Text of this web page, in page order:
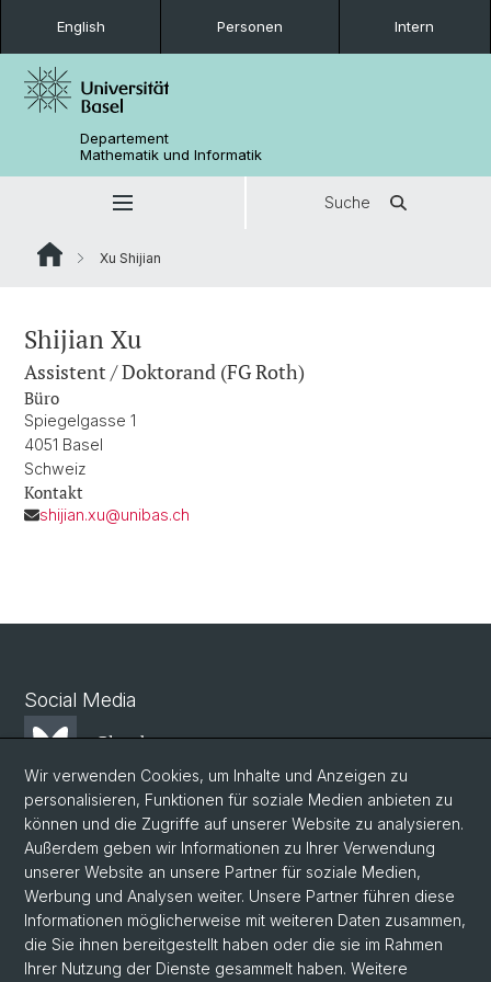
English Personen Intern
Departement
Mathematik und Informatik
Suche
Xu Shijian
Shijian Xu
Assistent / Doktorand (FG Roth)
Büro
Spiegelgasse 1
4051 Basel
Schweiz
Kontakt
shijian.xu@unibas.ch
Social Media
Bluesky
Mastodon
LinkedIn
Instagram
Wir verwenden Cookies, um Inhalte und Anzeigen zu
personalisieren, Funktionen für soziale Medien anbieten zu
können und die Zugriffe auf unserer Website zu analysieren.
Außerdem geben wir Informationen zu Ihrer Verwendung
unserer Website an unsere Partner für soziale Medien,
Werbung und Analysen weiter. Unsere Partner führen diese
Informationen möglicherweise mit weiteren Daten zusammen,
die Sie ihnen bereitgestellt haben oder die sie im Rahmen
Ihrer Nutzung der Dienste gesammelt haben. Weitere